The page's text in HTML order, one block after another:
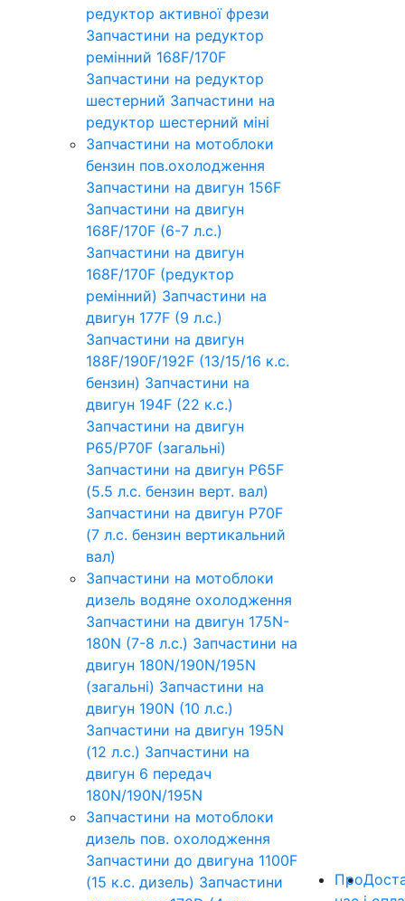
редуктор активної фрези
Запчастини на редуктор
ремінний 168F/170F
Запчастини на редуктор
шестерний Запчастини на
редуктор шестерний міні
Запчастини на мотоблоки
бензин пов.охолодження
Запчастини на двигун 156F
Запчастини на двигун
168F/170F (6-7 л.с.)
Запчастини на двигун
168F/170F (редуктор
ремінний) Запчастини на
двигун 177F (9 л.с.)
Запчастини на двигун
188F/190F/192F (13/15/16 к.с.
бензин) Запчастини на
двигун 194F (22 к.с.)
Запчастини на двигун
P65/P70F (загальні)
Запчастини на двигун P65F
(5.5 л.с. бензин верт. вал)
Запчастини на двигун P70F
(7 л.с. бензин вертикальний
вал)
Запчастини на мотоблоки
дизель водяне охолодження
Запчастини на двигун 175N-
180N (7-8 л.с.) Запчастини на
двигун 180N/190N/195N
(загальні) Запчастини на
двигун 190N (10 л.с.)
Запчастини на двигун 195N
(12 л.с.) Запчастини на
двигун 6 передач
180N/190N/195N
Запчастини на мотоблоки
дизель пов. охолодження
Запчастини до двигуна 1100F
(15 к.с. дизель) Запчастини
Про